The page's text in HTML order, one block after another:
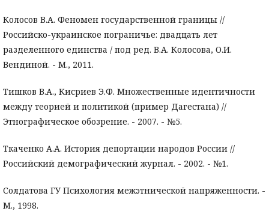
Колосов В.А. Феномен государственной границы //
Российско-украинское пограничье: двадцать лет
разделенного единства / под ред. В.А. Колосова, О.И.
Вендиной. - М., 2011.
Тишков В.А., Кисриев Э.Ф. Множественные идентичности
между теорией и политикой (пример Дагестана) //
Этнографическое обозрение. - 2007. - №5.
Ткаченко А.А. История депортации народов России //
Российский демографический журнал. - 2002. - №1.
Солдатова ГУ Психология межэтнической напряженности. -
М., 1998.